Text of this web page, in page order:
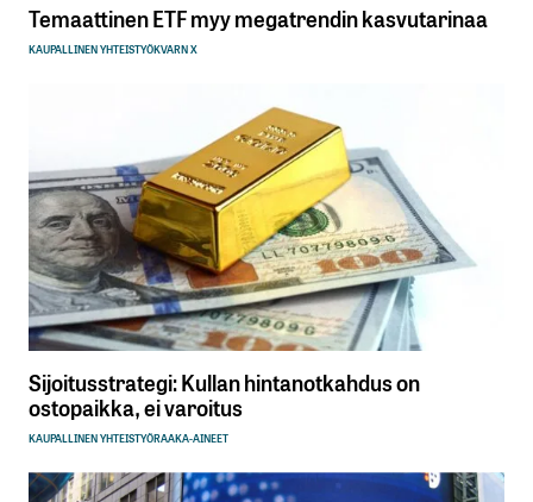
Temaattinen ETF myy megatrendin kasvutarinaa
KAUPALLINEN YHTEISTYÖKVARN X
Sijoitusstrategi: Kullan hintanotkahdus on
ostopaikka, ei varoitus
KAUPALLINEN YHTEISTYÖRAAKA-AINEET